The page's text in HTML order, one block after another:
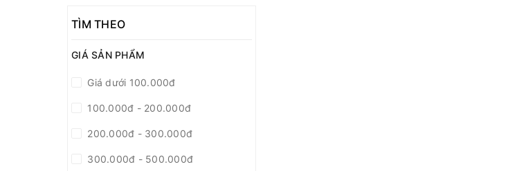
TÌM THEO
GIÁ SẢN PHẨM
Giá dưới 100.000đ
100.000đ - 200.000đ
200.000đ - 300.000đ
300.000đ - 500.000đ